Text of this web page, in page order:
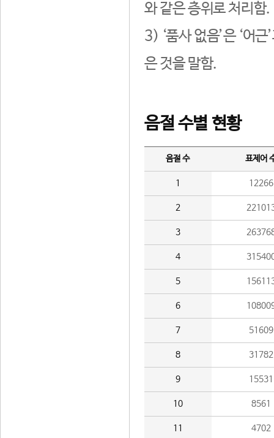
와 같은 층위로 처리함.
3) ‘품사 없음’은 ‘어
은 것을 말함.
음절 수별 현황
음절 수 표제어
1 12266
2
3
4
5
6
7 51609
8 31782
9 15531
10 8561
11 4702